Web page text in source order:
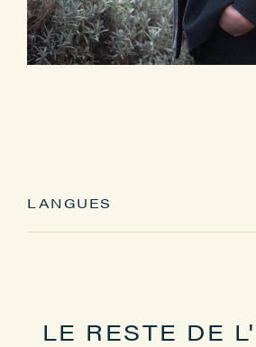
LANGUES
LE RESTE DE